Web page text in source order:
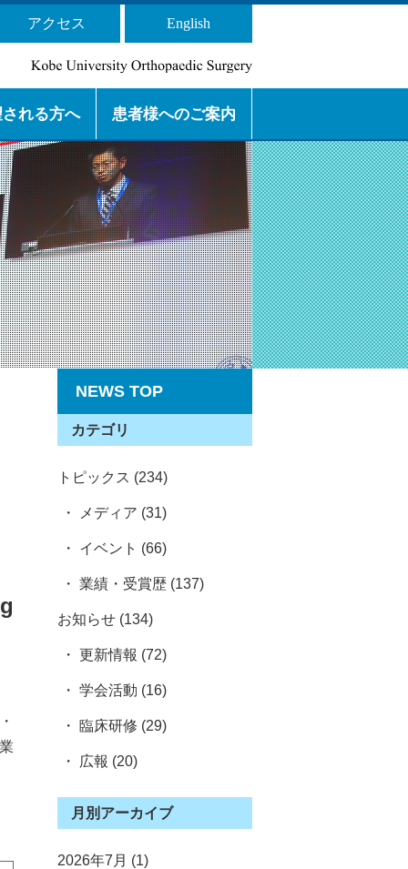
アクセス English
れる方へ
門研修プログラムの 目的と特
幹施設と連携施設
長） からのメッセージ
らのメッセージ
セージ
ージ
介
患者様へのご案内
外来診療・ アクセスのご案
内
看護師からのお知らせ
下肢スポーツ
脊椎
下肢人工関節
腫瘍
上肢
外傷
リウマチ
NEWS TOP
カテゴリ
トピックス (234)
・ メディア (31)
・ イベント (66)
・ 業績・受賞歴 (137)
お知らせ (134)
・ 更新情報 (72)
・ 学会活動 (16)
・ 臨床研修 (29)
・ 広報 (20)
月別アーカイブ
2026年7月 (1)